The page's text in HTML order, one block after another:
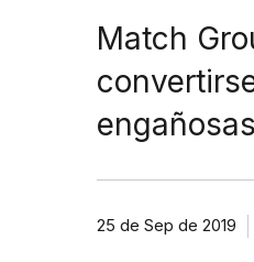
Match
25 de Sep de 2019